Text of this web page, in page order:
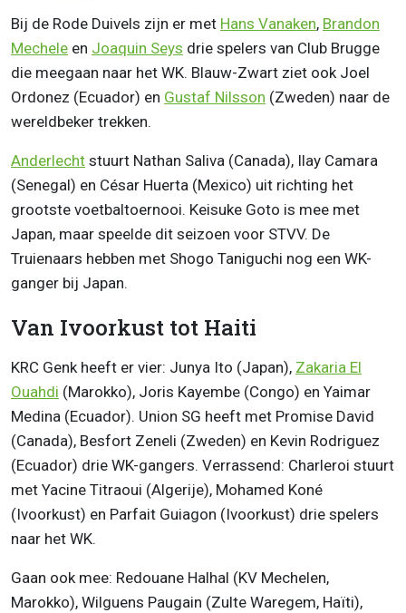
Bij de Rode Duivels zijn er met Hans Vanaken, Brandon
Mechele en Joaquin Seys drie spelers van Club Brugge
die meegaan naar het WK. Blauw-Zwart ziet ook Joel
Ordonez (Ecuador) en Gustaf Nilsson (Zweden) naar de
wereldbeker trekken.
Anderlecht stuurt Nathan Saliva (Canada), Ilay Camara
(Senegal) en César Huerta (Mexico) uit richting het
grootste voetbaltoernooi. Keisuke Goto is mee met
Japan, maar speelde dit seizoen voor STVV. De
Truienaars hebben met Shogo Taniguchi nog een WK-
ganger bij Japan.
Van Ivoorkust tot Haiti
KRC Genk heeft er vier: Junya Ito (Japan), Zakaria El
Ouahdi (Marokko), Joris Kayembe (Congo) en Yaimar
Medina (Ecuador). Union SG heeft met Promise David
(Canada), Besfort Zeneli (Zweden) en Kevin Rodriguez
(Ecuador) drie WK-gangers. Verrassend: Charleroi stuurt
met Yacine Titraoui (Algerije), Mohamed Koné
(Ivoorkust) en Parfait Guiagon (Ivoorkust) drie spelers
naar het WK.
Gaan ook mee: Redouane Halhal (KV Mechelen,
Marokko), Wilguens Paugain (Zulte Waregem, Haïti),